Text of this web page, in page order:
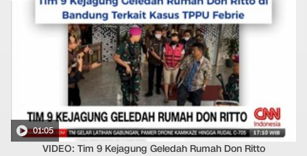
01:05
VIDEO: Tim 9 Kejagung Geledah Rumah Don Ritto